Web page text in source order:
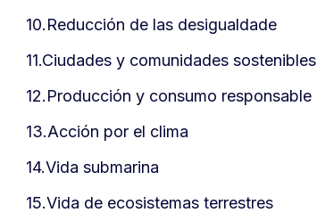
10.Reducción de las desigualdade
11.Ciudades y comunidades sostenibles
12.Producción y consumo responsable
13.Acción por el clima
14.Vida submarina
15.Vida de ecosistemas terrestres